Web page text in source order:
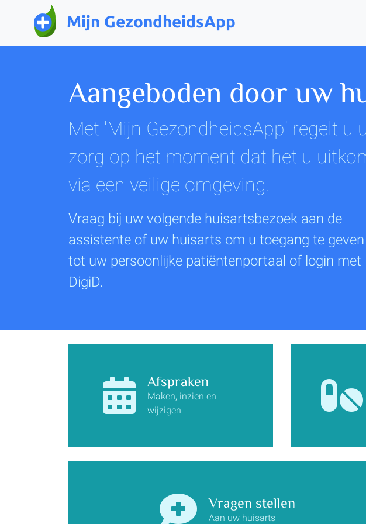
Mijn GezondheidsApp
Aangeboden door uw
Met 'Mijn GezondheidsApp' regelt u
zorg op het moment dat het u
via een veilige omgeving.
Vraag bij uw volgende huisartsbezoek aan de
assistente of uw huisarts om u toegang te geven
tot uw persoonlijke patiëntenportaal of login met
DigiD.
Afspraken
Maken, inzien en
wijzigen
Vragen stellen
Aan uw huisarts